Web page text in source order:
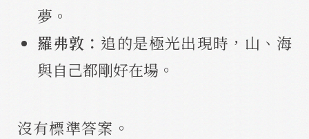
夢。
羅弗敦： 追的是極光出現時，山、海
與自己都剛好在場。
沒有標準答案。